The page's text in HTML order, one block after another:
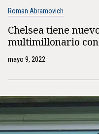
Roman Abramovich
Chelsea tiene
multimillonario
mayo 9, 2022